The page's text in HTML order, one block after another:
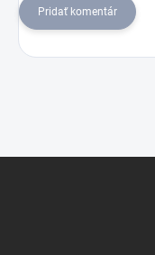
Pridať komentár